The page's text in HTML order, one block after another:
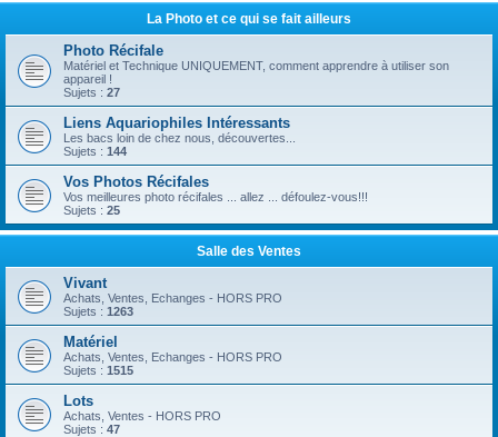
La Photo et ce qui se fait ailleurs
Photo Récifale
Matériel et Technique UNIQUEMENT, comment apprendre à utiliser son
appareil !
Sujets : 27
Liens Aquariophiles Intéressants
Les bacs loin de chez nous, découvertes...
Sujets : 144
Vos Photos Récifales
Vos meilleures photo récifales ... allez ... défoulez-vous!!!
Sujets : 25
Salle des Ventes
Vivant
Achats, Ventes, Echanges - HORS PRO
Sujets : 1263
Matériel
Achats, Ventes, Echanges - HORS PRO
Sujets : 1515
Lots
Achats, Ventes - HORS PRO
Sujets : 47